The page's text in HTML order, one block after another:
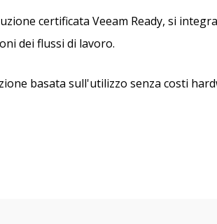
certificata Veeam Ready, si
dei flussi di lavoro.
basata sull'utilizzo senza costi